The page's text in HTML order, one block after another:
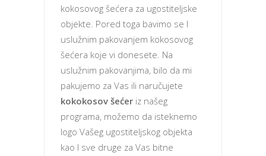
kokosovog šećera za ugostiteljske
objekte. Pored toga bavimo se I
uslužnim pakovanjem kokosovog
šećera koje vi donesete. Na
uslužnim pakovanjima, bilo da mi
pakujemo za Vas ili naručujete
kokokosov šećer iz našeg
programa, možemo da isteknemo
logo Vašeg ugostiteljskog objekta
kao I sve druge za Vas bitne